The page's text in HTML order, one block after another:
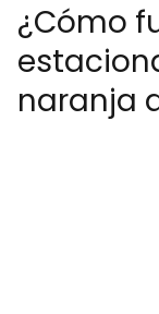
¿Cómo
naranja